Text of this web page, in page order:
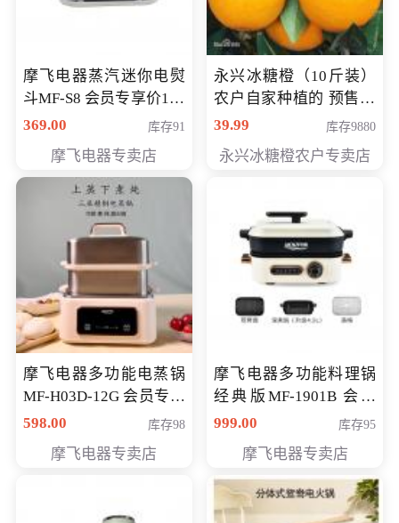
摩飞电器蒸汽迷你电熨
斗MF-S8 会员专享价168
元
369.00 库存91
摩飞电器专卖店
永兴冰糖橙（10斤装）
农户自家种植的 预售10
万斤 会员包邮专享价
39.99 库存9880
永兴冰糖橙农户专卖店
摩飞电器多功能电蒸锅
MF-H03D-12G 会员专享
价398元
598.00 库存98
摩飞电器专卖店
摩飞电器多功能料理锅
经典版MF-1901B 会员
专享价399元
999.00 库存95
摩飞电器专卖店